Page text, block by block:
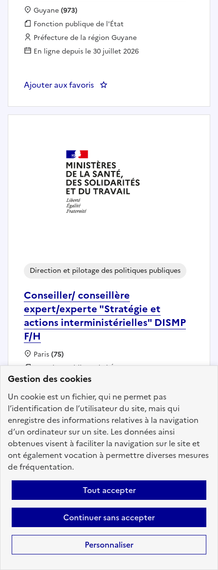
Gestion des cookies
Un cookie est un fichier, qui ne permet pas
l’identification de l’utilisateur du site, mais qui
enregistre des informations relatives à la navigation
d’un ordinateur sur un site. Les données ainsi
obtenues visent à faciliter la navigation sur le site et
ont également vocation à permettre diverses mesures
de fréquentation.
Tout accepter
Continuer sans accepter
Personnaliser
Localisation :
Guyane(973)
Fonction publique :
Fonction publique de l'État
Employeur :
Préfecture de la région Guyane
En ligne depuis le 30 juillet 2026
Ajouter aux favoris : SPCM-327-Délégué(e) du
Conseiller/ conseillère
expert/experte "Stratégie et
actions interministérielles" DISMP
F/H
Direction et pilotage des politiques publiques
Localisation :
Paris(75)
Fonction publique :
Fonction publique de l'État
Employeur :
Direction Générale de la Santé (DGS)
En ligne depuis le 30 juillet 2026
Ajouter aux favoris : Conseiller/ conseillère expert/
Précédent
200 Suivant
Aller à la page